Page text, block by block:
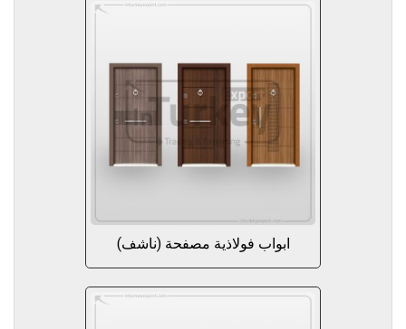
ابواب فولاذية مصفحة (ناشف)